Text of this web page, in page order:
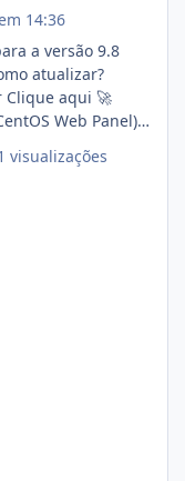
14:36
aqui 🚀
visualizações